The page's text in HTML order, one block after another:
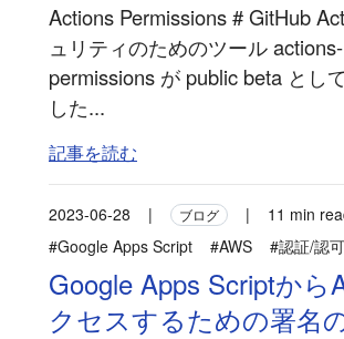
Actions Permissions # GitHub
ュリティのためのツール actions-
permissions が public beta とし
した...
記事を読む
2023-06-28 | ブログ |
11 min
#Google Apps Script
#AWS #認証/認可
Google Apps Scriptから
クセスするための署名